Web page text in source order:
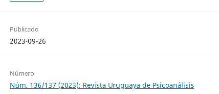
Publicado
2023-09-26
Número
Núm. 136/137 (2023): Revista Uruguaya de Psicoanálisis